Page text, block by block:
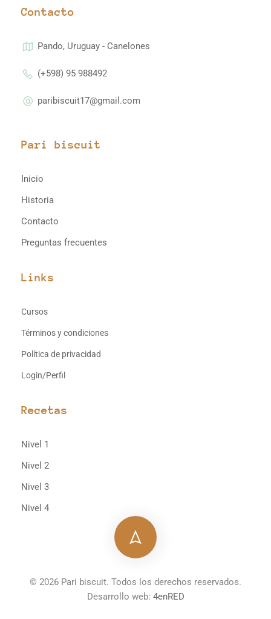
Contacto
Pando, Uruguay - Canelones
(+598) 95 988492
paribiscuit17@gmail.com
Pari biscuit
Inicio
Historia
Contacto
Preguntas frecuentes
Links
Cursos
Términos y condiciones
Política de privacidad
Login/Perfil
Recetas
Nivel 1
Nivel 2
Nivel 3
Nivel 4
© 2026 Pari biscuit. Todos los derechos reservados.
Desarrollo web: 4enRED